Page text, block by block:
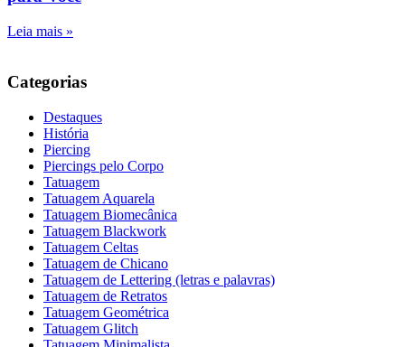
Leia mais »
Categorias
Destaques
História
Piercing
Piercings pelo Corpo
Tatuagem
Tatuagem Aquarela
Tatuagem Biomecânica
Tatuagem Blackwork
Tatuagem Celtas
Tatuagem de Chicano
Tatuagem de Lettering (letras e palavras)
Tatuagem de Retratos
Tatuagem Geométrica
Tatuagem Glitch